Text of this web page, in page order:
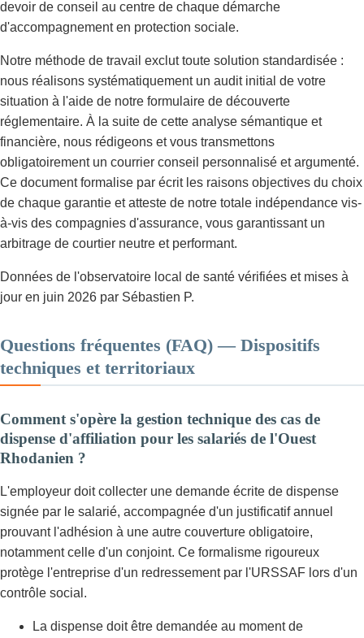
devoir de conseil au centre de chaque démarche
d'accompagnement en protection sociale.
Notre méthode de travail exclut toute solution standardisée :
nous réalisons systématiquement un audit initial de votre
situation à l'aide de notre formulaire de découverte
réglementaire. À la suite de cette analyse sémantique et
financière, nous rédigeons et vous transmettons
obligatoirement un courrier conseil personnalisé et argumenté.
Ce document formalise par écrit les raisons objectives du choix
de chaque garantie et atteste de notre totale indépendance vis-
à-vis des compagnies d'assurance, vous garantissant un
arbitrage de courtier neutre et performant.
Données de l'observatoire local de santé vérifiées et mises à
jour en juin 2026 par Sébastien P.
Questions fréquentes (FAQ) — Dispositifs
techniques et territoriaux
Comment s'opère la gestion technique des cas de
dispense d'affiliation pour les salariés de l'Ouest
Rhodanien ?
L'employeur doit collecter une demande écrite de dispense
signée par le salarié, accompagnée d'un justificatif annuel
prouvant l'adhésion à une autre couverture obligatoire,
notamment celle d'un conjoint. Ce formalisme rigoureux
protège l'entreprise d'un redressement par l'URSSAF lors d'un
contrôle social.
La dispense doit être demandée au moment de